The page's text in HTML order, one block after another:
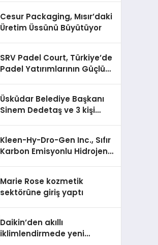
Cesur Packaging, Mısır’daki
Üretim Üssünü Büyütüyor
SRV Padel Court, Türkiye’de
Padel Yatırımlarının Güçlü
Üsküdar Belediye Başkanı
Sinem Dedetaş ve 3 kişi
Kleen-Hy-Dro-Gen Inc., Sıfır
Karbon Emisyonlu Hidrojen
Aldı
Marie Rose kozmetik
sektörüne giriş yaptı
Daikin’den akıllı
iklimlendirmede yeni